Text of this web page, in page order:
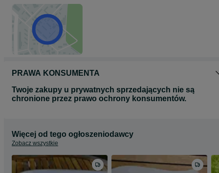
PRAWA KONSUMENTA
Twoje zakupy u prywatnych sprzedających nie są
chronione przez prawo ochrony konsumentów.
Więcej od tego ogłoszeniodawcy
Zobacz wszystkie